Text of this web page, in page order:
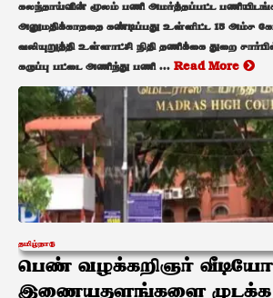
கலந்தாய்வின் மூலம் பணி அமர்த்தப்பட்ட
அனுமதிக்காததை கண்டிப்பது உள்ளிட்ட 15 அம்ச
வலியுறுத்தி உள்ளாட்சி நிதி தணிக்கை துறை
கருப்பு பட்டை அணிந்து பணி ... Read More
தமிழ்நாடு
பெண் வழக்கறிஞர்
இணையதளங்களை முடக்க